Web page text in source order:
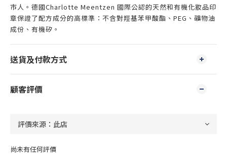
市人。 德國Charlotte Meentzen 國際公認的天然和有機化妝品印
章保證了配方成分的高標準：不含對羥基苯甲酸酯、 PEG 、 礦物油
成份 、 有機矽 。
送貨及付款方式
顧客評價
尚未有任何評價